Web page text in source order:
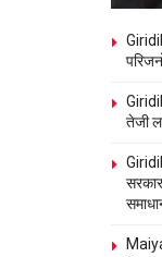
तेजी